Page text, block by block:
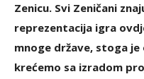
Zenicu. Svi Zeničani
reprezentacija igra
mnoge države, stoga
krećemo sa izradom